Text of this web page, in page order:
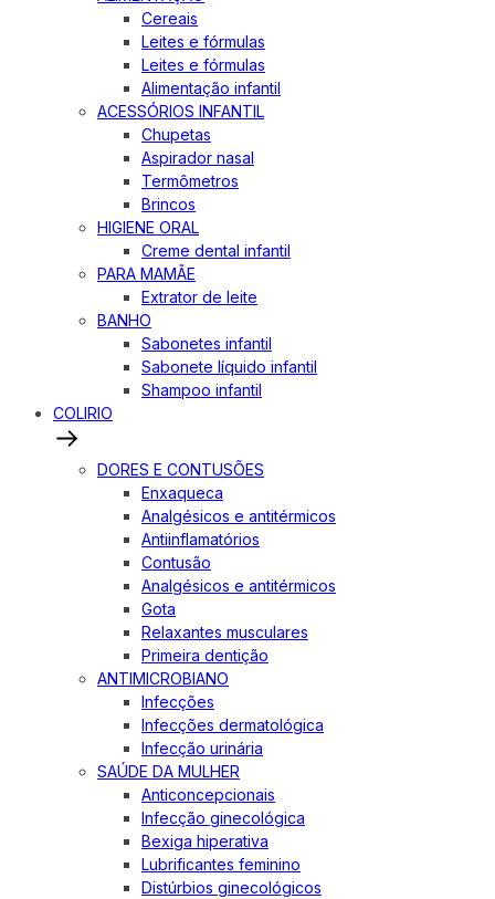
Cereais
Leites e fórmulas
Leites e fórmulas
Alimentação infantil
ACESSÓRIOS INFANTIL
Chupetas
Aspirador nasal
Termômetros
Brincos
HIGIENE ORAL
Creme dental infantil
PARA MAMÃE
Extrator de leite
BANHO
Sabonetes infantil
Sabonete líquido infantil
Shampoo infantil
COLIRIO
DORES E CONTUSÕES
Enxaqueca
Analgésicos e antitérmicos
Antiinflamatórios
Contusão
Analgésicos e antitérmicos
Gota
Relaxantes musculares
Primeira dentição
ANTIMICROBIANO
Infecções
Infecções dermatológica
Infecção urinária
SAÚDE DA MULHER
Anticoncepcionais
Infecção ginecológica
Bexiga hiperativa
Lubrificantes feminino
Distúrbios ginecológicos